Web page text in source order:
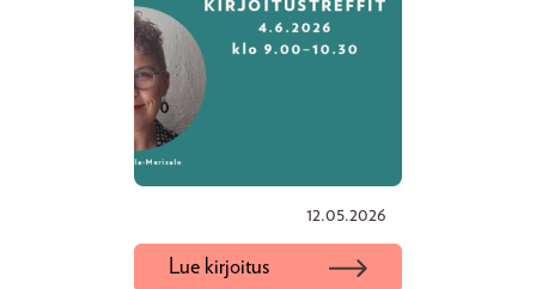
12.05.2026
Lue kirjoitus